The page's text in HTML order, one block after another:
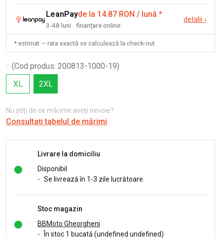
LeanPayde la 14.87 RON / lună *
3-48 luni · finanțare online
detalii ›
* estimat — rata exactă se calculează la check-out
: (Cod produs: 200813-1000-19)
XL
2XL
Nu știți de ce mărime aveți nevoie?
Consultați tabelul de mărimi
Livrare la domiciliu
Disponibil
- Se livrează în 1-3 zile lucrătoare.
Stoc magazin
BBMoto Gheorgheni
-
În stoc 1 bucată (undefined undefined)